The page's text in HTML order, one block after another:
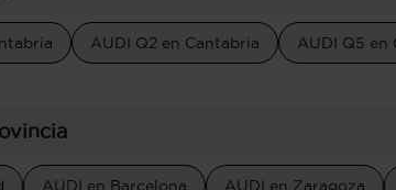
AUDI Q2 en Cantabria AUDI Q5 en
AUDI en Barcelona AUDI en Zaragoza